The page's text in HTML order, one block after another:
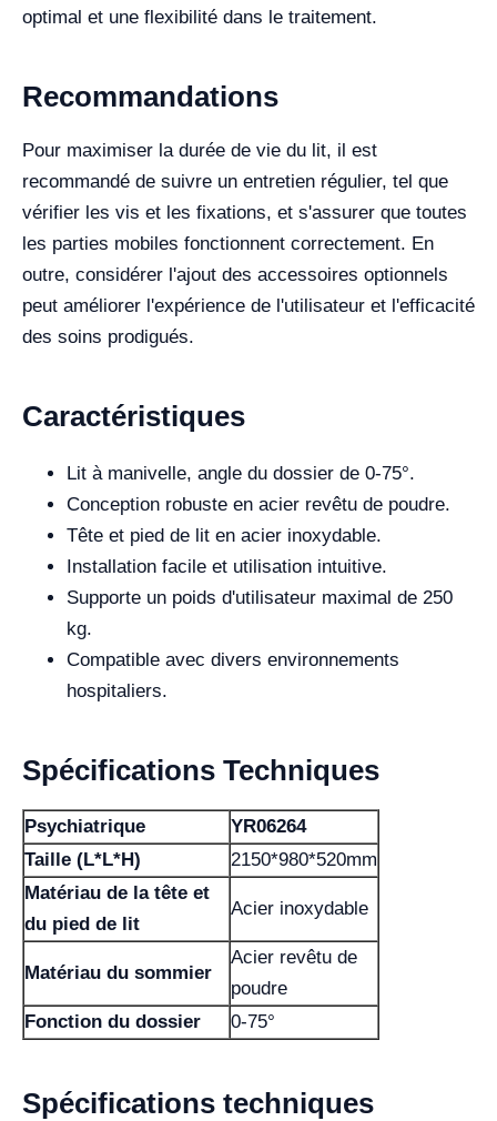
optimal et une flexibilité dans le traitement.
Recommandations
Pour maximiser la durée de vie du lit, il est
recommandé de suivre un entretien régulier, tel que
vérifier les vis et les fixations, et s'assurer que toutes
les parties mobiles fonctionnent correctement. En
outre, considérer l'ajout des accessoires optionnels
peut améliorer l'expérience de l'utilisateur et l'efficacité
des soins prodigués.
Caractéristiques
Lit à manivelle, angle du dossier de 0-75°.
Conception robuste en acier revêtu de poudre.
Tête et pied de lit en acier inoxydable.
Installation facile et utilisation intuitive.
Supporte un poids d'utilisateur maximal de 250
kg.
Compatible avec divers environnements
hospitaliers.
Spécifications Techniques
Psychiatrique
YR06264
Taille (L*L*H)
2150*980*520mm
Matériau de la tête et
du pied de lit
Acier inoxydable
Matériau du sommier
Acier revêtu de
poudre
Fonction du dossier
0-75°
Spécifications techniques